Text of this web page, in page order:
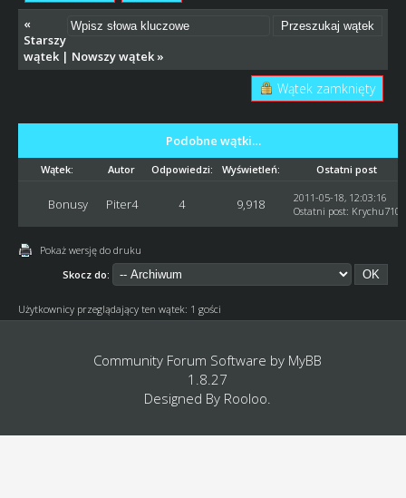
«
Starszy
wątek| Nowszy wątek»
Wątek zamknięty
Podobne wątki…
Wątek: Autor Odpowiedzi: Wyświetleń: Ostatni post
Bonusy Piter4 4 9,918
2011-05-18, 12:03:16
Ostatni post: Krychu710
Pokaż wersję do druku
Skocz do:
Użytkownicy przeglądający ten wątek: 1 gości
Community Forum Software by MyBB
1.8.27
Designed By Rooloo.